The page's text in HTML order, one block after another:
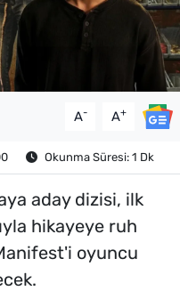
A- A+
Okunma Süresi: 1 Dk
aday dizisi, ilk
hikayeye ruh
oyuncu